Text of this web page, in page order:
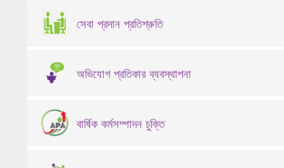
সেবা প্রদান প্রতিশ্রুতি
অভিযোগ প্রতিকার ব্যবস্থাপনা
বার্ষিক কর্মসম্পাদন চুক্তি